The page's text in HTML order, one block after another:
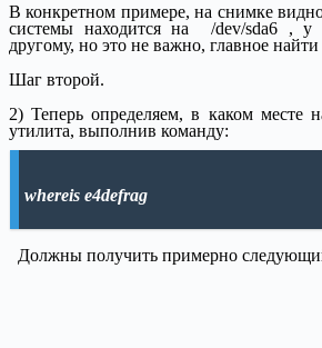
В конкретном примере, на снимке
системы находится на
/dev/sda6, у
другому, но это не важно, главное найти
Шаг второй.
2) Теперь определяем, в каком месте
утилита, выполнив команду:
whereis e4defrag
Должны получить примерно следующий